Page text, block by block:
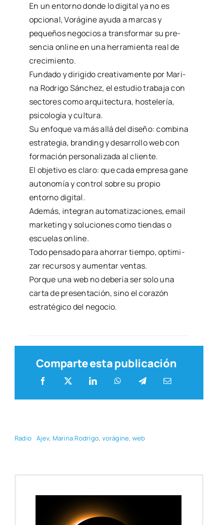
En un entorno don­de lo digi­tal ya no es
opcio­nal, Vorá­gi­ne ayu­da a mar­cas y
peque­ños nego­cios a trans­for­mar su pre­
sen­cia onli­ne en una herra­mien­ta real de
cre­ci­mien­to.
Fun­da­do y diri­gi­do crea­ti­va­men­te por Mari­
na Rodri­go Sán­chez, el estu­dio tra­ba­ja con
sec­to­res como arqui­tec­tu­ra, hos­te­le­ría,
psi­co­lo­gía y cul­tu­ra.
Su enfo­que va más allá del dise­ño: com­bi­na
estra­te­gia, bran­ding y desa­rro­llo web con
for­ma­ción per­so­na­li­za­da al clien­te.
El obje­ti­vo es cla­ro: que cada empre­sa gane
auto­no­mía y con­trol sobre su pro­pio
entorno digi­tal.
Ade­más, inte­gran auto­ma­ti­za­cio­nes, email
mar­ke­ting y solu­cio­nes como tien­das o
escue­las onli­ne.
Todo pen­sa­do para aho­rrar tiem­po, opti­mi­
zar recur­sos y aumen­tar ven­tas.
Por­que una web no debe­ría ser solo una
car­ta de pre­sen­ta­ción, sino el cora­zón
estra­té­gi­co del nego­cio.
Comparte esta publicación
Radio Ajev, Mari­na Rodri­go, vorà­gi­ne, web